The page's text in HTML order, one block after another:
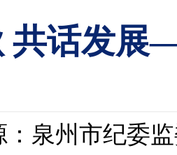
共话发展
：泉州市纪委